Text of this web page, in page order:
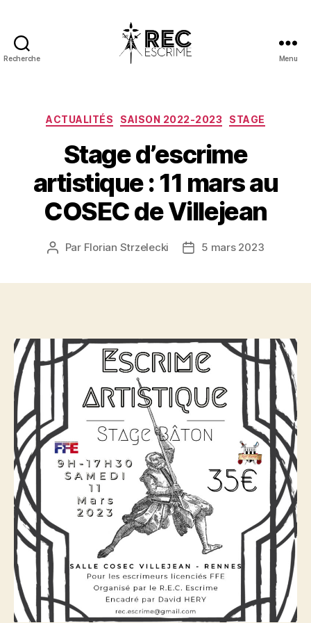
Recherche Menu
Catégories
ACTUALITÉS SAISON 2022-2023 STAGE
Stage d’escrime
artistique : 11 mars au
COSEC de Villejean
Auteur
Par Florian Strzelecki
Date5 mars 2023